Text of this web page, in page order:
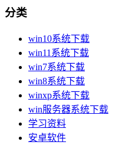
分类
win10系统下载
win11系统下载
win7系统下载
win8系统下载
winxp系统下载
win服务器系统下载
学习资料
安卓软件